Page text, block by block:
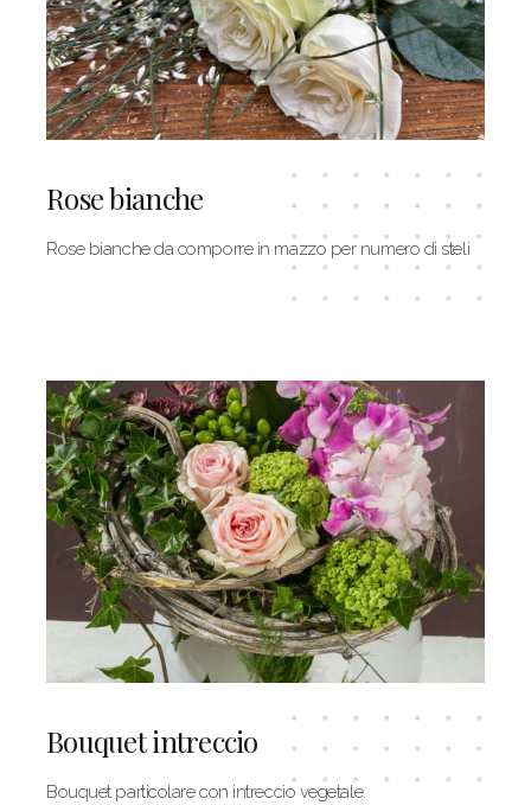
Rose bianche
Rose bianche da comporre in mazzo per numero di steli
Bouquet intreccio
Bouquet particolare con intreccio vegetale.